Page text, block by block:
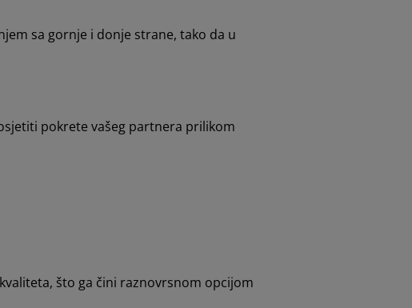
sa gornje i donje strane, tako da u
pokrete vašeg partnera prilikom
što ga čini raznovrsnom opcijom